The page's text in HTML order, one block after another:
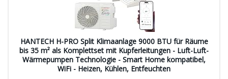
HANTECH H-PRO Split Klimaanlage 9000 BTU für Räume
bis 35 m² als Komplettset mit Kupferleitungen - Luft-Luft-
Wärmepumpen Technologie - Smart Home kompatibel,
WiFi - Heizen, Kühlen, Entfeuchten